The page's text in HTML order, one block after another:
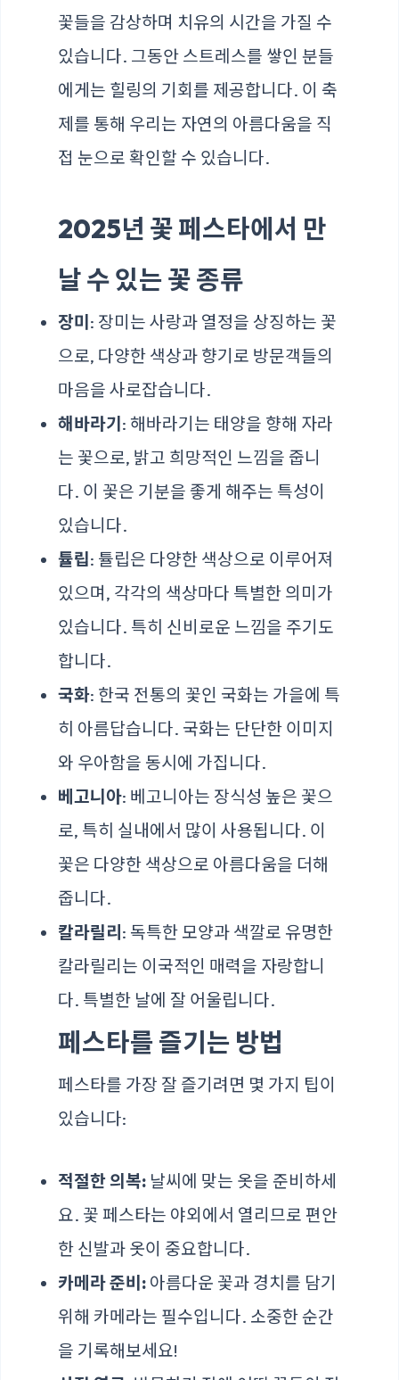
꽃들을 감상하며 치유의 시간을 가질 수
있습니다. 그동안 스트레스를 쌓인 분들
에게는 힐링의 기회를 제공합니다. 이 축
제를 통해 우리는 자연의 아름다움을 직
접 눈으로 확인할 수 있습니다.
2025년 꽃 페스타에서 만
날 수 있는 꽃 종류
장미 : 장미는 사랑과 열정을 상징하는 꽃
으로, 다양한 색상과 향기로 방문객들의
마음을 사로잡습니다.
해바라기 : 해바라기는 태양을 향해 자라
는 꽃으로, 밝고 희망적인 느낌을 줍니
다. 이 꽃은 기분을 좋게 해주는 특성이
있습니다.
튤립: 튤립은 다양한 색상으로 이루어져
있으며, 각각의 색상마다 특별한 의미가
있습니다. 특히 신비로운 느낌을 주기도
합니다.
국화: 한국 전통의 꽃인 국화는 가을에 특
히 아름답습니다. 국화는 단단한 이미지
와 우아함을 동시에 가집니다.
베고니아: 베고니아는 장식성 높은 꽃으
로, 특히 실내에서 많이 사용됩니다. 이
꽃은 다양한 색상으로 아름다움을 더해
줍니다.
칼라릴리 : 독특한 모양과 색깔로 유명한
칼라릴리는 이국적인 매력을 자랑합니
다. 특별한 날에 잘 어울립니다.
페스타를 즐기는 방법
페스타를 가장 잘 즐기려면 몇 가지 팁이
있습니다:
적절한 의복: 날씨에 맞는 옷을 준비하세
요. 꽃 페스타는 야외에서 열리므로 편안
한 신발과 옷이 중요합니다.
카메라 준비: 아름다운 꽃과 경치를 담기
위해 카메라는 필수입니다. 소중한 순간
을 기록해보세요!